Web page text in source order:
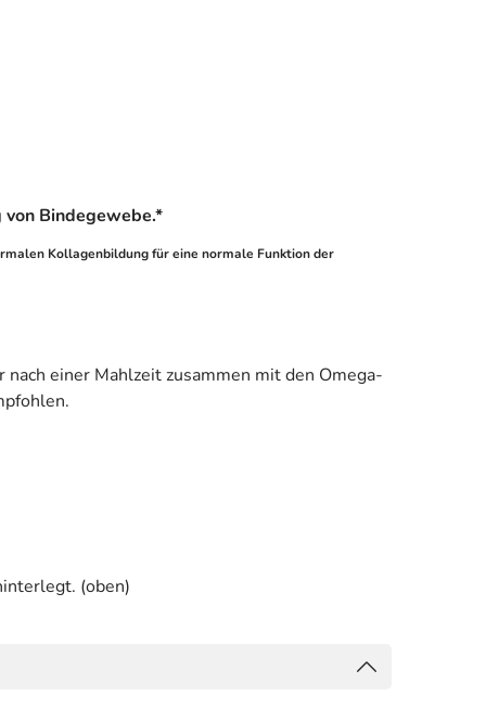
Bindegewebe.*
Kollagenbildung für eine normale Funktion der
einer Mahlzeit zusammen mit den Omega-
(oben)